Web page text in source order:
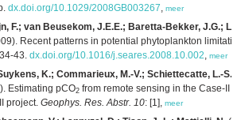
dx.doi.org/10.1029/2008GB003267, meer
F.; van Beusekom, J.E.E.; Baretta-Bekker, J.G.;
Recent patterns in potential phytoplankton
43. dx.doi.org/10.1016/j.seares.2008.10.002, meer
K.; Commarieux, M.-V.; Schiettecatte, L.-
Estimating pCO2 from remote sensing in the Case-II
project. Geophys. Res. Abstr. 10: [1], meer